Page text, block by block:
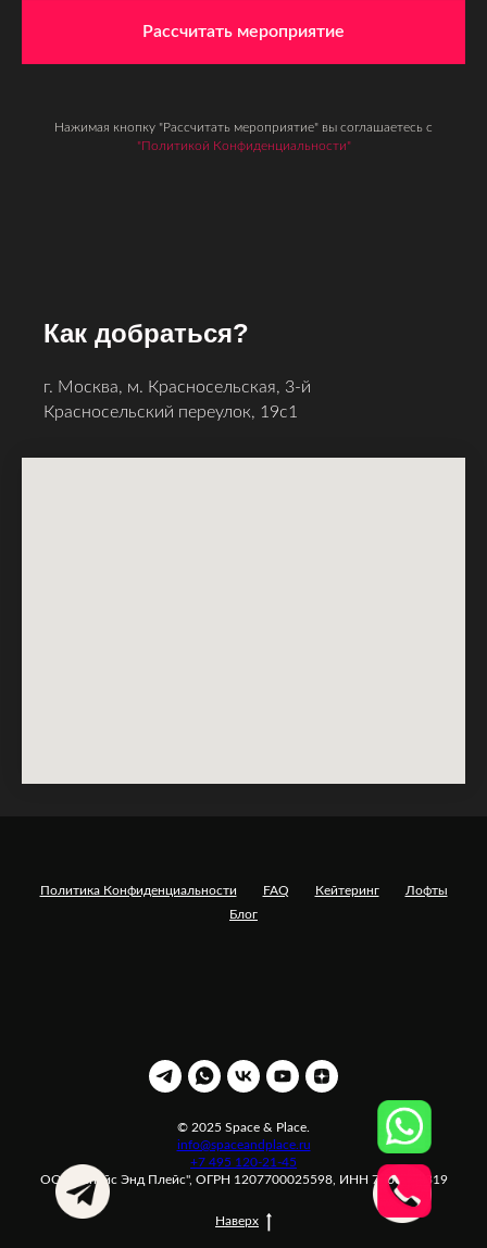
Рассчитать мероприятие
Нажимая кнопку "Рассчитать мероприятие" вы соглашаетесь с
"Политикой Конфиденциальности"
Как добраться?
г. Москва, м. Красносельская, 3-й
Красносельский ​переулок, 19с1
Политика Конфиденциальности FAQ Кейтеринг
Лофты
Блог
© 2025 Space & Place.
info@spaceandplace.ru
+7 495 120-21-45
ООО "Спейс Энд Плейс", ОГРН 1207700025598, ИНН 7708371319
Наверх